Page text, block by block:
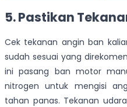
5. Pastikan
Cek tekanan angin ban
sudah sesuai yang
ini pasang ban motor
nitrogen untuk mengisi
tahan panas. Tekanan